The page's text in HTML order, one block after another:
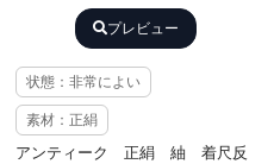
プレビュー
状態：非常によい
素材：正絹
アンティーク 正絹 紬 着尺反